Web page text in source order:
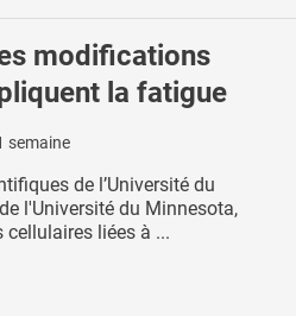
modifications
la fatigue
semaine
de l’Université du
l'Université du Minnesota,
liées à ...